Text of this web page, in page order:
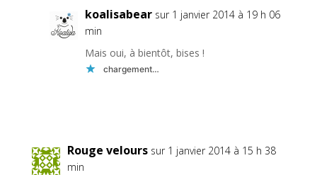
koalisabear sur 1 janvier 2014 à 19 h 06
min
Mais oui, à bientôt, bises !
chargement…
Rouge velours sur 1 janvier 2014 à 15 h 38
min